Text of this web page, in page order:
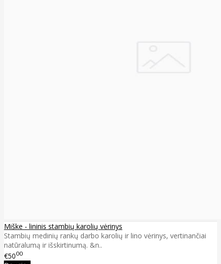
Miške - lininis stambių karolių vėrinys
Stambių medinių rankų darbo karolių ir lino vėrinys, vertinančiai
natūralumą ir išskirtinumą. &n..
€5000